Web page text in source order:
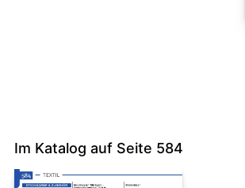
Im Katalog auf Seite 584